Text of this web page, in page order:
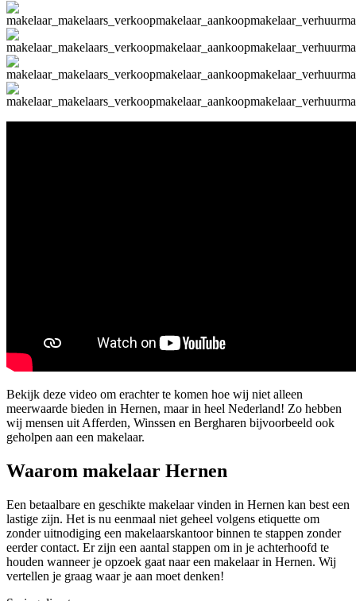
Bekijk deze video om erachter te komen hoe wij niet alleen
meerwaarde bieden in Hernen, maar in heel Nederland! Zo hebben
wij mensen uit Afferden, Winssen en Bergharen bijvoorbeeld ook
geholpen aan een makelaar.
Waarom makelaar Hernen
Een betaalbare en geschikte makelaar vinden in Hernen kan best een
lastige zijn. Het is nu eenmaal niet geheel volgens etiquette om
zonder uitnodiging een makelaarskantoor binnen te stappen zonder
eerder contact. Er zijn een aantal stappen om in je achterhoofd te
houden wanneer je opzoek gaat naar een makelaar in Hernen. Wij
vertellen je graag waar je aan moet denken!